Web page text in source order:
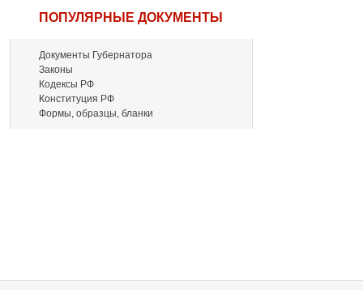
ПОПУЛЯРНЫЕ ДОКУМЕНТЫ
Документы Губернатора
Законы
Кодексы РФ
Конституция РФ
Формы, образцы, бланки